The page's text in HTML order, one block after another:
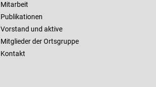
Mitarbeit
Publikationen
Vorstand und aktive
Mitglieder der Ortsgruppe
Kontakt